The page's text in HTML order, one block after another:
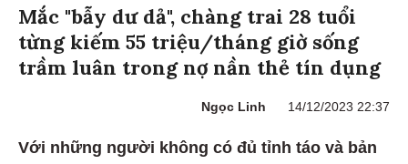
Mắc "bẫy dư dả", chàng trai 28 tuổi
từng kiếm 55 triệu/tháng giờ sống
trầm luân trong nợ nần thẻ tín dụng
Ngọc Linh 14/12/2023 22:37
Với những người không có đủ tỉnh táo và bản